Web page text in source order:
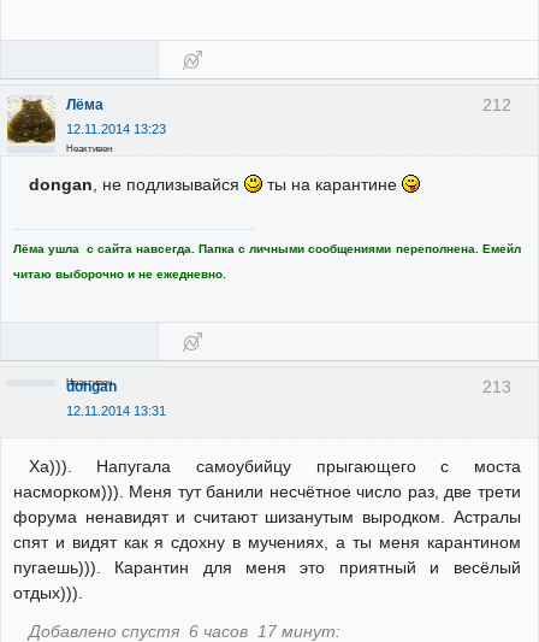
212
Лёма
12.11.2014 13:23
Неактивен
dongan , не подлизывайся ты на карантине
Лёма ушла с сайта навсегда. Папка с личными сообщениями переполнена. Емейл
читаю выборочно и не ежедневно.
213
dongan
12.11.2014 13:31
Неактивен
Ха))). Напугала самоубийцу прыгающего с моста
насморком))). Меня тут банили несчётное число раз, две трети
форума ненавидят и считают шизанутым выродком. Астралы
спят и видят как я сдохну в мучениях, а ты меня карантином
пугаешь))). Карантин для меня это приятный и весёлый
отдых))).
Добавлено спустя 6 часов 17 минут: